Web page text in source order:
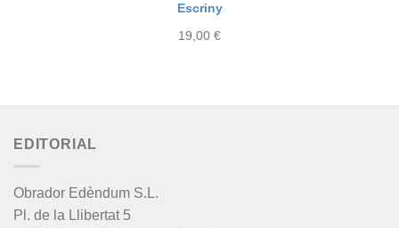
Escriny
19,00 €
EDITORIAL
Obrador Edèndum S.L.
Pl. de la Llibertat 5